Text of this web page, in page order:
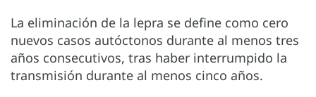
La eliminación de la lepra se define como cero
nuevos casos autóctonos durante al menos tres
años consecutivos, tras haber interrumpido la
transmisión durante al menos cinco años.